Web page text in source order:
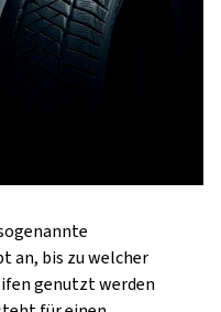
an, bis zu welcher
genutzt werden